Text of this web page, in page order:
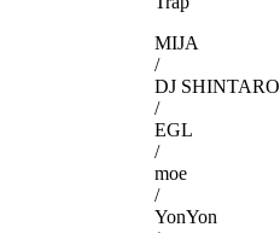
MIJA
/
DJ SHINTARO
/
EGL
/
moe
/
YonYon